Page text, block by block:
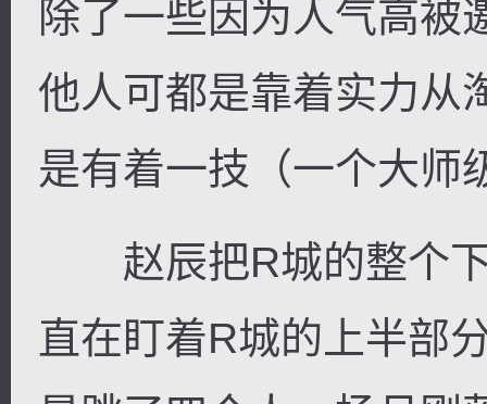
除了一些因为人气高被
他人可都是靠着实力从
是有着一技（一个大师
赵辰把R城的整个下
直在盯着R城的上半部